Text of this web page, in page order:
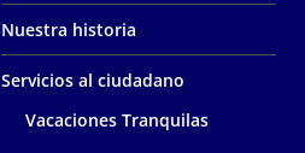
Nuestra historia
Servicios al ciudadano
Vacaciones Tranquilas